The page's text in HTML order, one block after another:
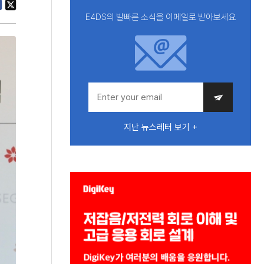
E4DS의 발빠른 소식을 이메일로 받아보세요
지난 뉴스레터 보기 +